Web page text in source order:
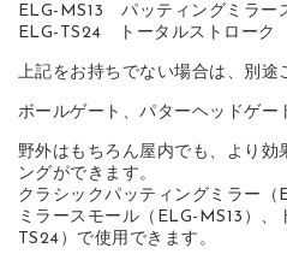
ELG-MS13 パッティングミラー
ELG-TS24 トータルストローク
上記をお持ちでない場合は、別途
ボールゲート、パターヘッドゲー
野外はもちろん屋内でも、より効
ングができます。
クラシックパッティングミラー（
ミラースモール（ELG-MS13）
TS24）で使用できます。